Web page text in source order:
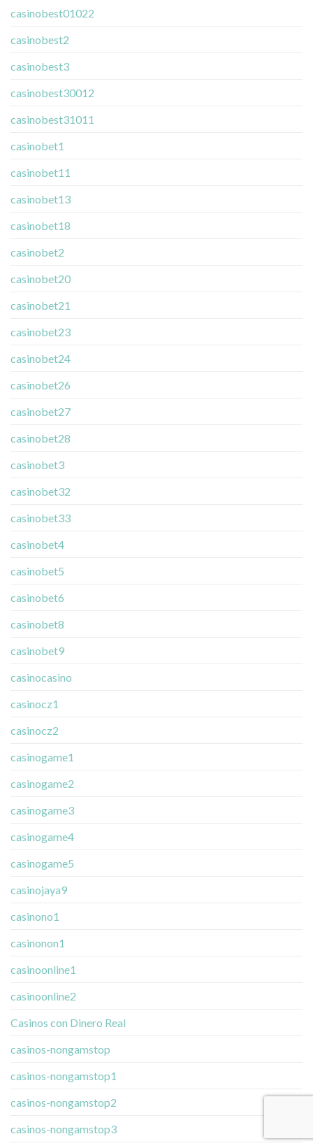
casinobest01022
casinobest2
casinobest3
casinobest30012
casinobest31011
casinobet1
casinobet11
casinobet13
casinobet18
casinobet2
casinobet20
casinobet21
casinobet23
casinobet24
casinobet26
casinobet27
casinobet28
casinobet3
casinobet32
casinobet33
casinobet4
casinobet5
casinobet6
casinobet8
casinobet9
casinocasino
casinocz1
casinocz2
casinogame1
casinogame2
casinogame3
casinogame4
casinogame5
casinojaya9
casinono1
casinonon1
casinoonline1
casinoonline2
Casinos con Dinero Real
casinos-nongamstop
casinos-nongamstop1
casinos-nongamstop2
casinos-nongamstop3